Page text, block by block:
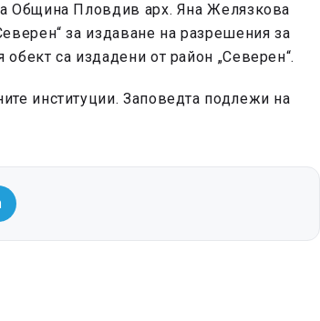
Община Пловдив арх. Яна Желязкова
за издаване на разрешения за
са издадени от район „Северен“.
институции. Заповедта подлежи на